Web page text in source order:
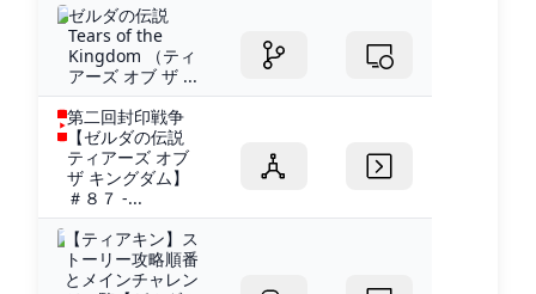
ゼルダの伝説
Tears of the
Kingdom （ティ
アーズ オブ ザ ...
第二回封印戦争
【ゼルダの伝説
ティアーズ オブ
ザ キングダム】
＃８７ -...
【ティアキン】ス
トーリー攻略順番
とメインチャレン